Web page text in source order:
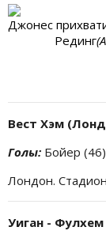
Джонес
Рединг
Вест Хэм
Голы: Бойер
Лондон.
Уиган -